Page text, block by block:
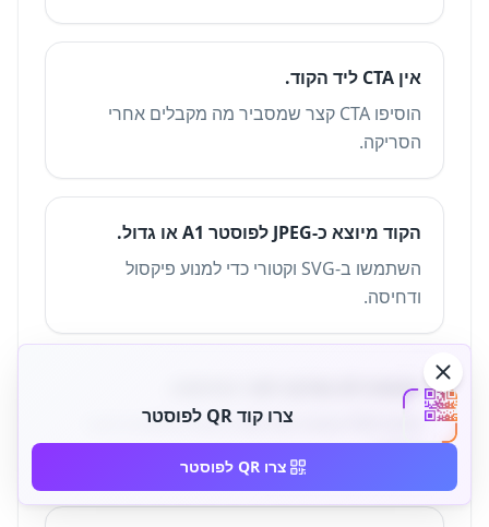
אין CTA ליד הקוד.
הוסיפו CTA קצר שמסביר מה מקבלים אחרי
הסריקה.
הקוד מיוצא כ-JPEG לפוסטר A1 או גדול.
השתמשו ב-SVG וקטורי כדי למנוע פיקסול
ודחיסה.
ההגהה לא נסרקה לפני ההדפסה.
סרקו PDF והגהה מודפסת בכמה טלפונים ותנאי
צרו קוד QR לפוסטר
צרו QR לפוסטר